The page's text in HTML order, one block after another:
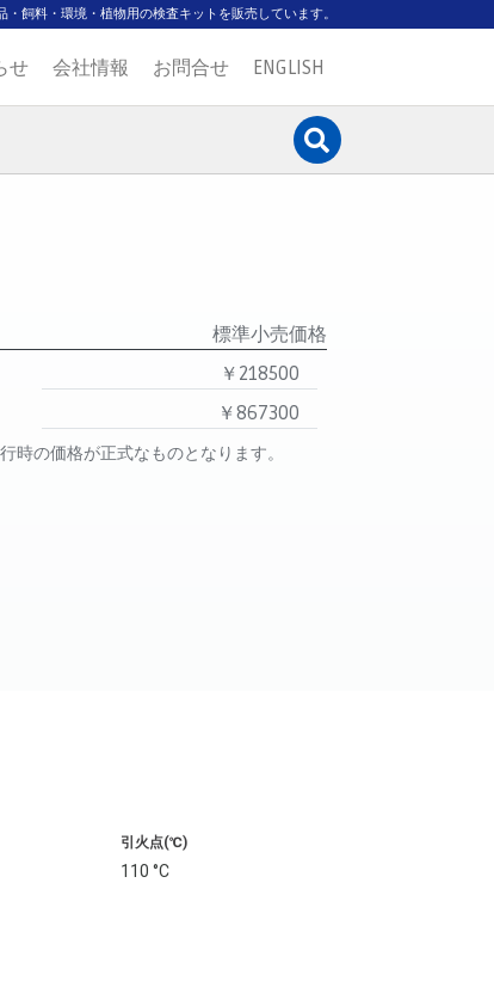
飼料・環境・植物用の検査キットを販売しています。
せ 会社情報 お問合せ ENGLISH
標準小売価格
￥218500
￥867300
時の価格が正式なものとなります。
引火点(℃)
110 °C